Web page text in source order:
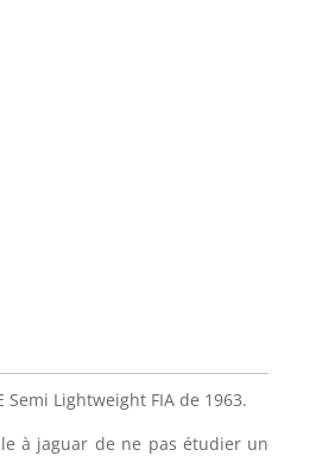
Semi Lightweight FIA de 1963.
à jaguar de ne pas étudier un